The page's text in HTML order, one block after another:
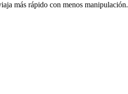
más rápido con menos manipulación.